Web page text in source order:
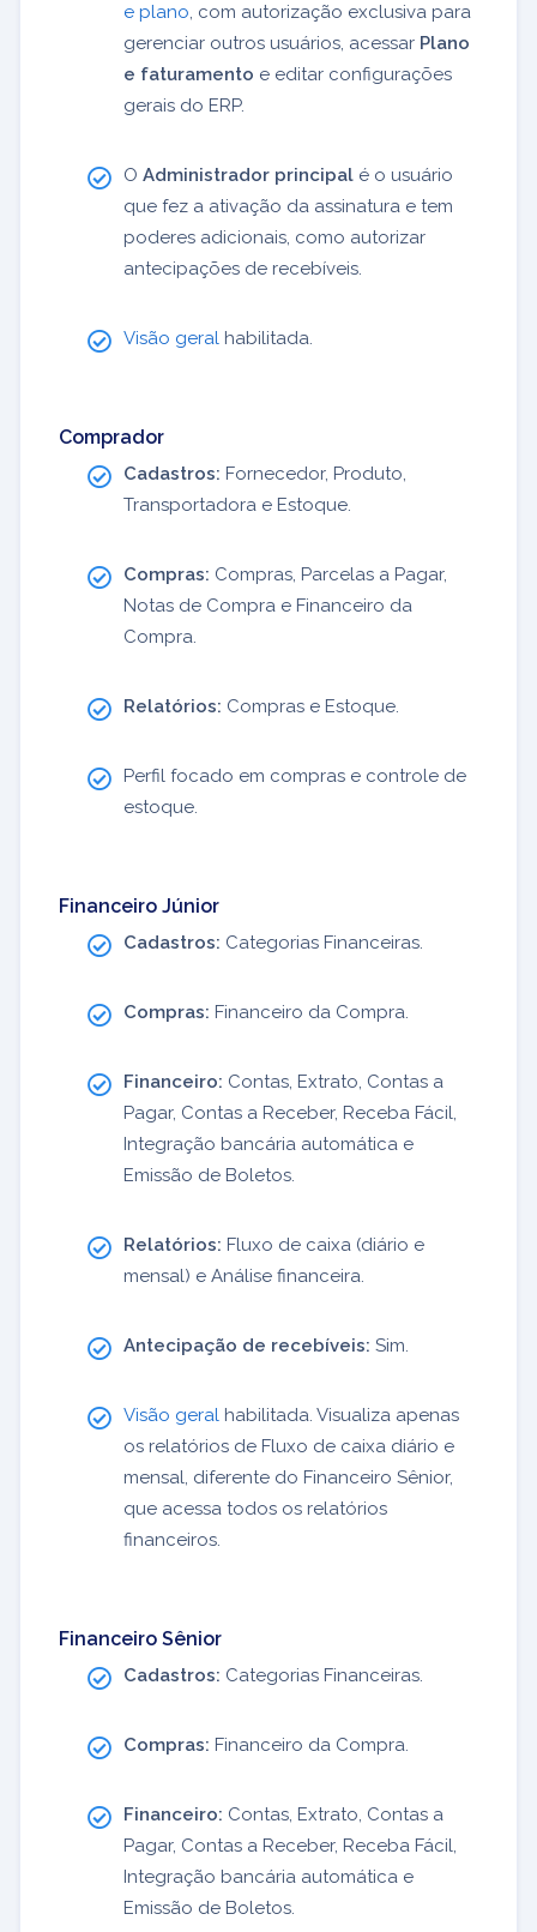
e plano, com autorização exclusiva para
gerenciar outros usuários, acessar Plano
e faturamento e editar configurações
gerais do ERP.
O Administrador principal é o usuário
que fez a ativação da assinatura e tem
poderes adicionais, como autorizar
antecipações de recebíveis.
Visão geral habilitada.
Comprador
Cadastros: Fornecedor, Produto,
Transportadora e Estoque.
Compras: Compras, Parcelas a Pagar,
Notas de Compra e Financeiro da
Compra.
Relatórios: Compras e Estoque.
Perfil focado em compras e controle de
estoque.
Financeiro Júnior
Cadastros: Categorias Financeiras.
Compras: Financeiro da Compra.
Financeiro: Contas, Extrato, Contas a
Pagar, Contas a Receber, Receba Fácil,
Integração bancária automática e
Emissão de Boletos.
Relatórios: Fluxo de caixa (diário e
mensal) e Análise financeira.
Antecipação de recebíveis: Sim.
Visão geral habilitada. Visualiza apenas
os relatórios de Fluxo de caixa diário e
mensal, diferente do Financeiro Sênior,
que acessa todos os relatórios
financeiros.
Financeiro Sênior
Cadastros: Categorias Financeiras.
Compras: Financeiro da Compra.
Financeiro: Contas, Extrato, Contas a
Pagar, Contas a Receber, Receba Fácil,
Integração bancária automática e
Emissão de Boletos.